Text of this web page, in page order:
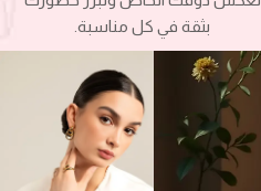
بثقة في كل مناسبة.